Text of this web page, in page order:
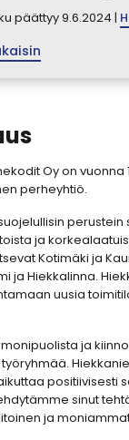
päättyy 9.6.2024 |
Oy on vuonna
perheyhtiö.
perustein
ja
Kotimäki ja
ja Hiekkalinna.
uusia
ja
positiivisesti
sinut
ja